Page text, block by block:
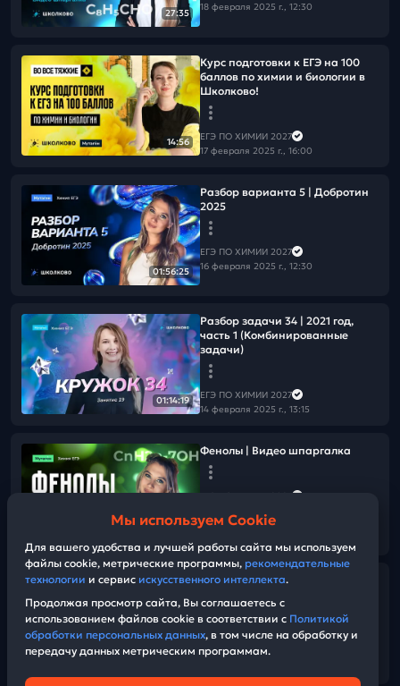
27:35
18 февраля 2025 г., 12:30
14:56
Курс подготовки к ЕГЭ на 100
баллов по химии и биологии в
Школково!
ЕГЭ ПО ХИМИИ 2027
17 февраля 2025 г., 16:00
01:56:25
Разбор варианта 5 | Добротин
2025
ЕГЭ ПО ХИМИИ 2027
16 февраля 2025 г., 12:30
01:14:19
Разбор задачи 34 | 2021 год,
часть 1 (Комбинированные
задачи)
ЕГЭ ПО ХИМИИ 2027
14 февраля 2025 г., 13:15
Фенолы | Видео шпаргалка
03:54
Организация курса
ЕГЭ ПО ХИМИИ 2027
11 февраля 2025 г., 13:35
Мы используем Cookie
Для вашего удобства и лучшей работы сайта мы используем
файлы cookie, метрические программы, рекомендательные
технологии и сервис искусственного интеллекта.
Продолжая просмотр сайта, Вы соглашаетесь с
использованием файлов cookie в соответствии с Политикой
обработки персональных данных, в том числе на обработку и
передачу данных метрическим программам.